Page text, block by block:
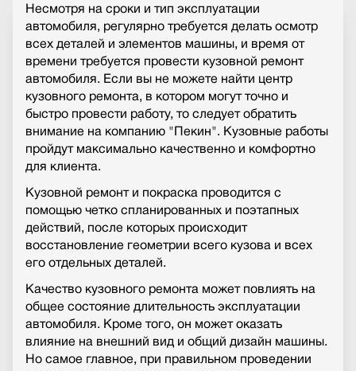
Несмотря на сроки и тип эксплуатации
автомобиля, регулярно требуется делать осмотр
всех деталей и элементов машины, и время от
времени требуется провести кузовной ремонт
автомобиля. Если вы не можете найти центр
кузовного ремонта, в котором могут точно и
быстро провести работу, то следует обратить
внимание на компанию "Пекин". Кузовные работы
пройдут максимально качественно и комфортно
для клиента.
Кузовной ремонт и покраска проводится с
помощью четко спланированных и поэтапных
действий, после которых происходит
восстановление геометрии всего кузова и всех
его отдельных деталей.
Качество кузовного ремонта может повлиять на
общее состояние длительность эксплуатации
автомобиля. Кроме того, он может оказать
влияние на внешний вид и общий дизайн машины.
Но самое главное, при правильном проведении